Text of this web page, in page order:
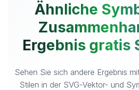
Ähnliche
Ergebnis gratis
Sehen Sie sich andere Ergebnis
Stilen in der SVG-Vektor- und